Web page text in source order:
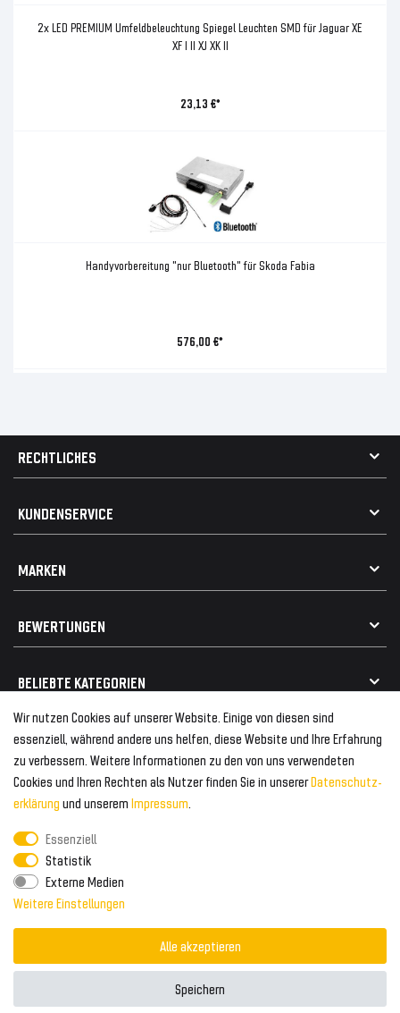
2x LED PREMIUM Umfeldbeleuchtung Spiegel Leuchten SMD für Jaguar XE
XF I II XJ XK II
23,13 €*
Handyvorbereitung "nur Bluetooth" für Skoda Fabia
576,00 €*
Wir nutzen Cookies auf unserer Website. Einige von diesen sind
essenziell, während andere uns helfen, diese Website und Ihre Erfahrung
zu verbessern. Weitere Informationen zu den von uns verwendeten
Cookies und Ihren Rechten als Nutzer finden Sie in unsererDaten­schutz­
erklärung und unserem Impressum.
Essenziell
Statistik
Externe Medien
Weitere Einstellungen
Alle akzeptieren
Speichern
RECHTLICHES
Widerrufsrecht
Vertrag widerrufen
Elektro- / Altteilentsorgung
KUNDENSERVICE
MARKEN
Geeignet für Mercedes
Geeignet für Audi
BEWERTUNGEN
BELIEBTE KATEGORIEN
Frontspoiler
Heckspoiler
Kabelbäume
Kühlergrill
FOLGEN SIE UNS AUF
Tuning Fanatics
ZAHLUNG & VERSAND
Zahlungsanbieter
Versand & Zahlung
WELTWEITER VERSAND
© 2026 Tuning Fanatics